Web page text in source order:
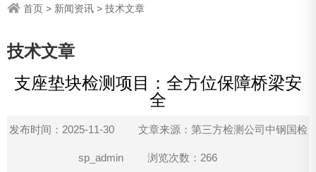
首页 > 新闻资讯 > 技术文章
技术文章
支座垫块检测项目：全方位保障桥梁安
全
发布时间：2025-11-30 文章来源：第三方检测公司中钢国检
sp_admin 浏览次数：266